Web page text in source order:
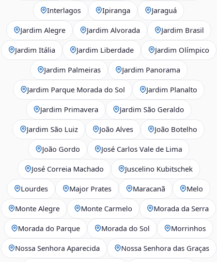
Interlagos Ipiranga Jaraguá
Jardim Alegre Jardim Alvorada Jardim Brasil
Jardim Itália Jardim Liberdade Jardim Olímpico
Jardim Palmeiras Jardim Panorama
Jardim Parque Morada do Sol Jardim Planalto
Jardim Primavera Jardim São Geraldo
Jardim São Luiz João Alves João Botelho
João Gordo José Carlos Vale de Lima
José Correia Machado Juscelino Kubitschek
Lourdes Major Prates Maracanã Melo
Monte Alegre Monte Carmelo Morada da Serra
Morada do Parque Morada do Sol Morrinhos
Nossa Senhora Aparecida Nossa Senhora das Graças